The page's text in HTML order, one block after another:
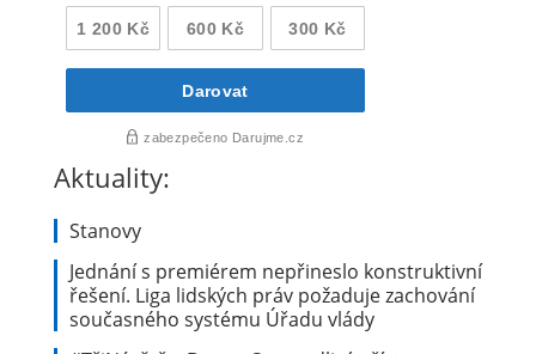
Aktuality:
Stanovy
Jednání s premiérem nepřineslo konstruktivní
řešení. Liga lidských práv požaduje zachování
současného systému Úřadu vlády